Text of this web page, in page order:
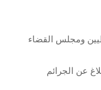
ومجلس القضاء
عن الجرائم